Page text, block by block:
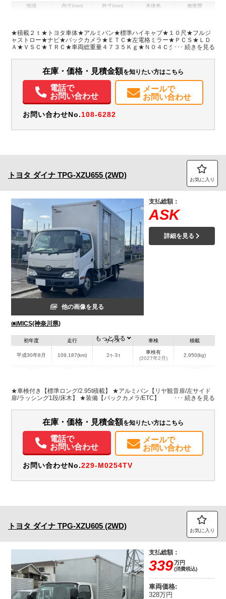
地域 内寸(mm)
H:2,089
外寸(mm)
H:2,950
本体色 修復歴
装備情報
電動格納ミラー
カーナビ ETC バックモニター 取扱説明書（一部含む）
★積載２ｔ★トヨタ車体★アルミバン★標準ハイキャブ★１０尺★フルジ
ャストロー★ナビ★バックカメラ★ＥＴＣ★左電格ミラー★ＰＣＳ★ＬＤ
Ａ★ＶＳＣ★ＴＲＣ★車両総重量４７３５Ｋｇ★Ｎ０４Ｃターボ１３６馬
ミバン取説★スペアキー２本・荷箱の鍵あります！★左電格ミラー★ナビ
型式ＡＶＮ１３８Ｍ★スペアキー２本・荷箱の鍵あります！
在庫・価格・見積金額を知りたい方はこちら
電話で
お問い合わせ
メールで
お問い合わせ
お問い合わせNo.108-6282
トヨタ ダイナ TPG-XZU655 (2WD) お気に入り
他の画像を見る
㈱MICS(神奈川県)
支払総額：
ASK
詳細を見る
初年度
平成30年8月
走行
109,187(km)
サイズ
２t-３t
車検
車検有
(2027年2月)
積載
2,950(kg)
神奈川県
W:1,770
H:2,190
W:1,920
H:3,140
無
装備情報
バックモニター
もっと見る
★車検付き【標準ロング/2.95t積載】 ★アルミバン【リヤ観音扉/左サイド
扉/ラッシング1段/床木】 ★装備【バックカメラ/ETC】
在庫・価格・見積金額を知りたい方はこちら
電話で
お問い合わせ
メールで
お問い合わせ
お問い合わせNo.229-M0254TV
トヨタ ダイナ TPG-XZU605 (2WD) お気に入り
支払総額：
339万円
(消費税込)
車両価格:
328万円